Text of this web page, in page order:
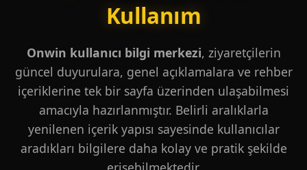
Kullanım
Onwin kullanıcı bilgi merkezi, ziyaretçilerin
güncel duyurulara, genel açıklamalara ve rehber
içeriklerine tek bir sayfa üzerinden ulaşabilmesi
amacıyla hazırlanmıştır. Belirli aralıklarla
yenilenen içerik yapısı sayesinde kullanıcılar
aradıkları bilgilere daha kolay ve pratik şekilde